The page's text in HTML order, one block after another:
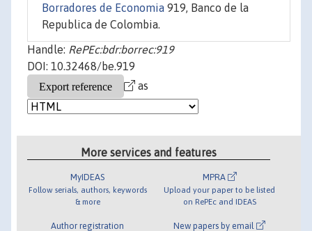
Borradores de Economia 919, Banco de la
Republica de Colombia.
Handle: RePEc:bdr:borrec:919
DOI: 10.32468/be.919
as
More services and features
MyIDEAS
Follow serials, authors, keywords
& more
Author registration
MPRA
Upload your paper to be listed
on RePEc and IDEAS
New papers by email